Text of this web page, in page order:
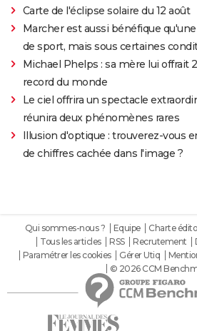
Carte de l'éclipse solaire du 12 août
Marcher est aussi bénéfique
de sport, mais sous certaines
Michael Phelps : sa mère lui offrait
record du monde
Le ciel offrira un spectacle
réunira deux phénomènes rares
Illusion d'optique : trouverez-vous
de chiffres cachée dans l'image ?
Qui sommes-nous ? Equipe Charte
Tous les articles
RSS Recrutement
Paramétrer les cookies
Gérer Utiq
© 2026 CCM